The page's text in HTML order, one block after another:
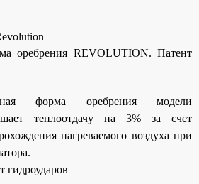
оребрения REVOLUTION. Патент
форма оребрения модели
теплоотдачу на 3% за счет
нагреваемого воздуха при
гидроударов